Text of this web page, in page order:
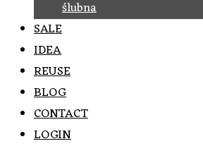
ślubna
SALE
IDEA
REUSE
BLOG
CONTACT
LOGIN